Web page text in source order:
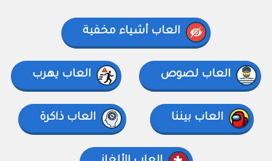
العاب أشياء مخفية
العاب لصوص العاب يهرب
العاب بيننا العاب ذاكرة